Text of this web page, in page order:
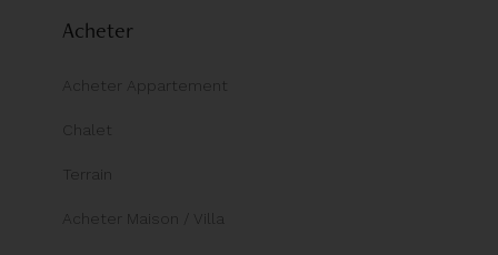
Acheter
Acheter Appartement
Chalet
Terrain
Acheter Maison / Villa